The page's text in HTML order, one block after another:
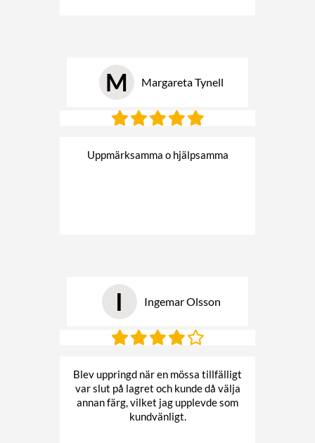
M Margareta Tynell
Uppmärksamma o hjälpsamma
I Ingemar Olsson
Blev uppringd när en mössa tillfälligt
var slut på lagret och kunde då välja
annan färg, vilket jag upplevde som
kundvänligt.